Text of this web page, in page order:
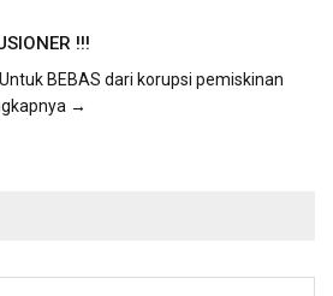
!!!
BEBAS dari korupsi pemiskinan
→